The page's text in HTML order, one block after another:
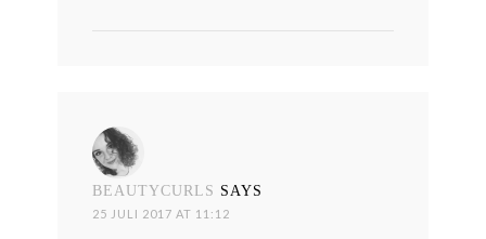
BEAUTYCURLS SAYS
25 JULI 2017 AT 11:12